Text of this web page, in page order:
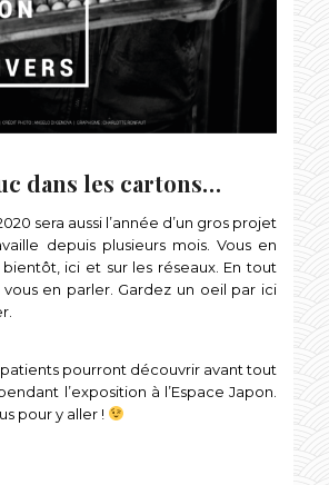
dans les cartons…
sera aussi l’année d’un gros projet
depuis plusieurs mois. Vous en
ici et sur les réseaux. En tout
vous en parler. Gardez un oeil par ici
pourront découvrir avant tout
l’exposition à l’Espace Japon.
pour y aller !